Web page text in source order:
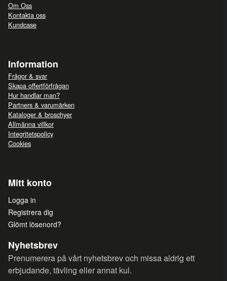
Om Oss
Kontakta oss
Kundcase
Information
Frågor & svar
Skapa offertförfrågan
Hur handlar man?
Partners & varumärken
Kataloger & broschyer
Allmänna villkor
Integritetspolicy
Cookies
Mitt konto
Logga in
Registrera dig
Glömt lösenord?
Nyhetsbrev
Prenumerera på vårt nyhetsbrev och missa aldrig ett
erbjudande, tävling eller annat kul.